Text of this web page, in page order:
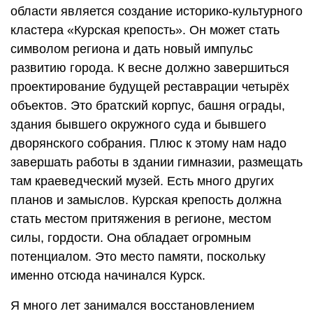
области является создание историко-культурного
кластера «Курская крепость». Он может стать
символом региона и дать новый импульс
развитию города. К весне должно завершиться
проектирование будущей реставрации четырёх
объектов. Это братский корпус, башня ограды,
здания бывшего окружного суда и бывшего
дворянского собрания. Плюс к этому нам надо
завершать работы в здании гимназии, размещать
там краеведческий музей. Есть много других
планов и замыслов. Курская крепость должна
стать местом притяжения в регионе, местом
силы, гордости. Она обладает огромным
потенциалом. Это место памяти, поскольку
именно отсюда начинался Курск.
Я много лет занимался восстановлением